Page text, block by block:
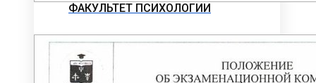
ФАКУЛЬТЕТ ПСИХОЛОГИИ
Кафедра психологии